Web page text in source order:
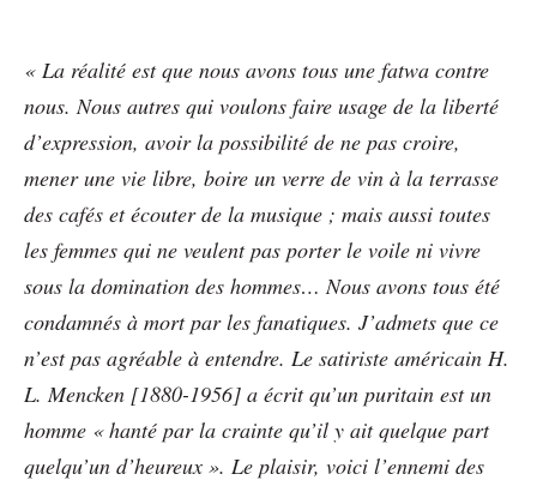
« La réalité est que nous avons tous une fatwa contre
nous. Nous autres qui voulons faire usage de la liberté
d’expression, avoir la possibilité de ne pas croire,
mener une vie libre, boire un verre de vin à la terrasse
des cafés et écouter de la musique ; mais aussi toutes
les femmes qui ne veulent pas porter le voile ni vivre
sous la domination des hommes… Nous avons tous été
condamnés à mort par les fanatiques. J’admets que ce
n’est pas agréable à entendre. Le satiriste américain H.
L. Mencken [1880-1956] a écrit qu’un puritain est un
homme « hanté par la crainte qu’il y ait quelque part
quelqu’un d’heureux ». Le plaisir, voici l’ennemi des